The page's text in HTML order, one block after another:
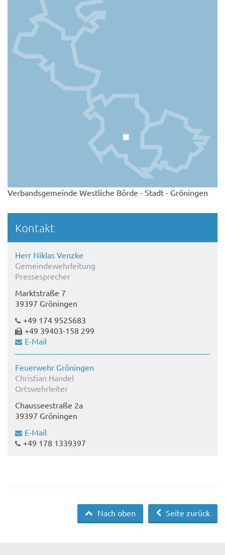
Verbandsgemeinde Westliche Börde - Stadt - Gröningen
Kontakt
Herr Niklas Venzke
Gemeindewehrleitung
Pressesprecher
Marktstraße 7
39397 Gröningen
+49 174 9525683
+49 39403-158 299
E-Mail
Feuerwehr Gröningen
Christian Handel
Ortswehrleiter
Chausseestraße 2a
39397 Gröningen
E-Mail
+49 178 1339397
Seite zurück
Nach oben